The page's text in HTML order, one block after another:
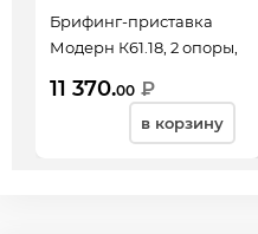
Брифинг-приставка
Модерн К61.18, 2 опоры,
шамони светлый
11 370.00 ₽
в корзину